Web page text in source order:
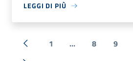
LEGGI DI PIÙ
« Precedente
1 ... 8 9